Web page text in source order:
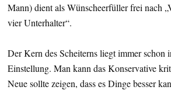
Mann) dient als Wünscheerfüller frei nach
vier Unterhalter“.
Der Kern des Scheiterns liegt immer schon
Einstellung. Man kann das Konservative
Neue sollte zeigen, dass es Dinge besser